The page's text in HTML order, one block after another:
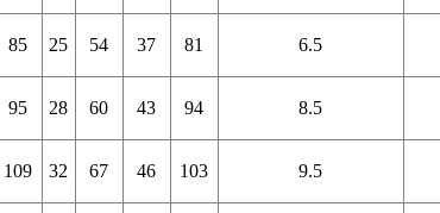
85 25 54 37 81 6.5
95 28 60 43 94 8.5
109 32 67 46 103 9.5